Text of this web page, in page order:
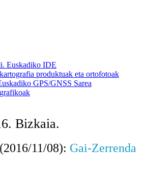
Euskadiko IDE
produktuak eta ortofotoak
GPS/GNSS Sarea
Bizkaia.
11/08): Gai-Zerrenda